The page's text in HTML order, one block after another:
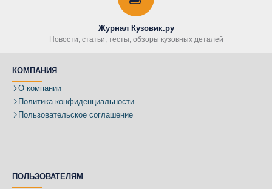
Журнал Кузовик.ру
Новости, статьи, тесты, обзоры кузовных деталей
КОМПАНИЯ
О компании
Политика конфиденциальности
Пользовательское соглашение
ПОЛЬЗОВАТЕЛЯМ